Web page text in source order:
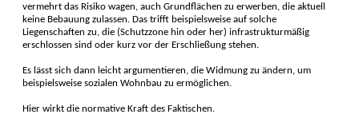
vermehrt das Risiko wagen, auch Grundflächen zu erwerben, die aktuell
keine Bebauung zulassen. Das trifft beispielsweise auf solche
Liegenschaften zu, die (Schutzzone hin oder her) infrastrukturmäßig
erschlossen sind oder kurz vor der Erschließung stehen.
Es lässt sich dann leicht argumentieren, die Widmung zu ändern, um
beispielsweise sozialen Wohnbau zu ermöglichen.
Hier wirkt die normative Kraft des Faktischen.